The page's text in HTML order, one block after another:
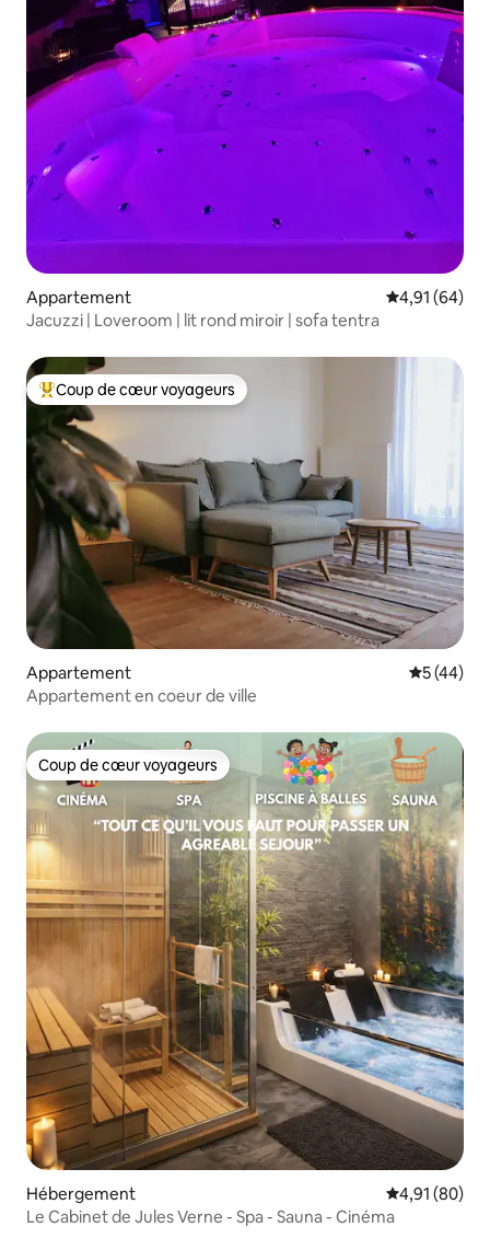
Appartement Évaluation
4,91 (64)
Jacuzzi | Loveroom | lit rond miroir | sofa tentra
Coups de cœur voyageurs les plus appréciés
Coup de cœur voyageurs
Appartement
5 (44)
Appartement en coeur de ville
Coup de cœur voyageurs
Coup de cœur voyageurs
Hébergement Évaluation
4,91 (80)
Le Cabinet de Jules Verne - Spa - Sauna - Cinéma